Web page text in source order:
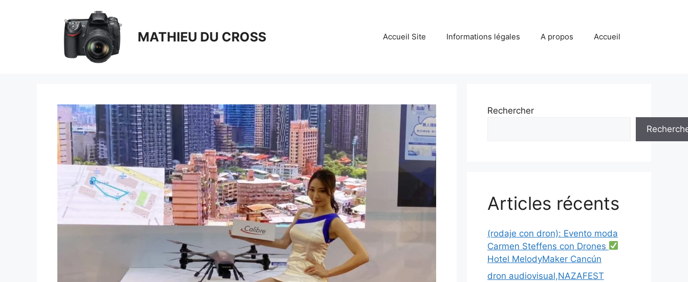
MATHIEU DU CROSS Accueil Site Informations légales A propos Accueil
Rechercher
Articles récents
(rodaje con dron): Evento moda
Carmen Steffens con Drones
Hotel MelodyMaker Cancún
dron audiovisual,NAZAFEST